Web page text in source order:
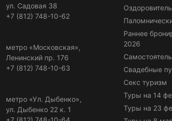
ул. Садовая 38
+7 (812) 748-10-62
метро «Московская»,
Ленинский пр. 176
+7 (812) 748-10-63
метро «Ул. Дыбенко»,
ул. Дыбенко 22 к. 1
Раннее
2026
Свадебные
Секс туризм
Туры на 14
Туры на 23